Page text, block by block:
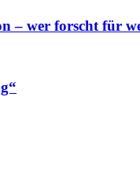
– wer forscht für